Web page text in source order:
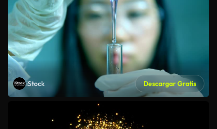
iStock Descargar Gratis